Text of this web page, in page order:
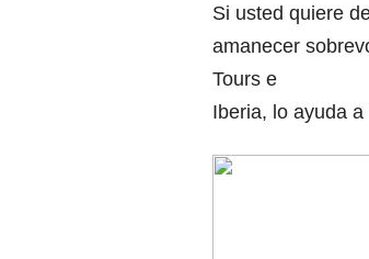
Si usted quiere
amanecer
Tours e
Iberia, lo ayuda